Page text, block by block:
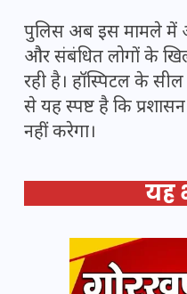
पुलिस अब इस मामले में
और संबंधित लोगों के
रही है। हॉस्पिटल के
से यह स्पष्ट है कि
नहीं करेगा।
यह